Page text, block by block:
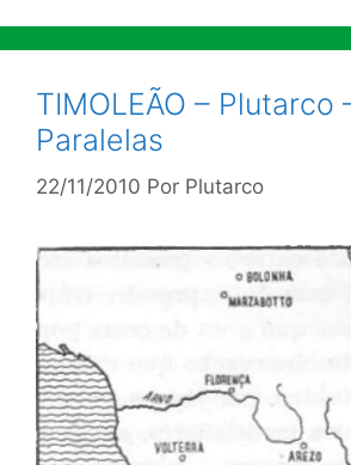
TIMOLEÃO – Plutarco
Paralelas
22/11/2010 Por Plutarco